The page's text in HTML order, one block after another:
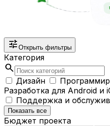
tune Открыть фильтры
Категория
search
Дизайн
Разработка для Android и
Поддержка и
Показать все
Бюджет проекта